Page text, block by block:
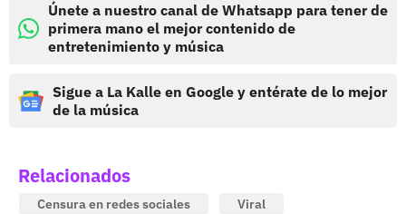
Únete a nuestro canal de Whatsapp para tener de
primera mano el mejor contenido de
entretenimiento y música
Sigue a La Kalle en Google y entérate de lo mejor
de la música
Relacionados
Censura en redes sociales
Viral